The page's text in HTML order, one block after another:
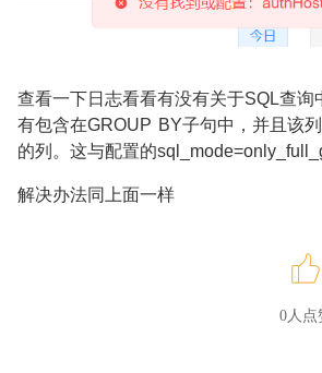
查看一下日志看看有没有关于SQL查
有包含在GROUP BY子句中，并且该
的列。这与配置的
解决办法同上面一样
0人点